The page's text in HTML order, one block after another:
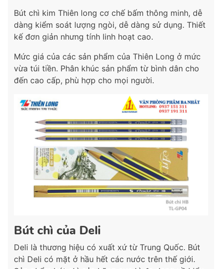
Bút chì kim Thiên long cơ chế bấm thông minh, dễ
dàng kiểm soát lượng ngòi, dễ dàng sử dụng. Thiết
kế đơn giản nhưng tính linh hoạt cao.
Mức giá của các sản phẩm của Thiên Long ở mức
vừa túi tiền. Phân khúc sản phẩm từ bình dân cho
đến cao cấp, phù hợp cho mọi người.
Bút chì của Deli
Deli là thương hiệu có xuất xứ từ Trung Quốc. Bút
chì Deli có mặt ở hầu hết các nước trên thế giới.